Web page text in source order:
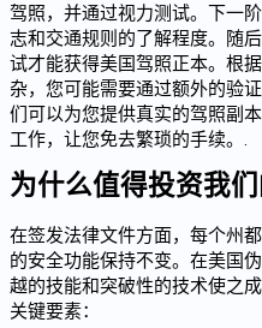
驾照，并通过视力测试。下一
志和交通规则的了解程度。随
试才能获得美国驾照正本。根
杂，您可能需要通过额外的验
们可以为您提供真实的驾照副
工作，让您免去繁琐的手续。.
为什么值得投资我们
在签发法律文件方面，每个州
的安全功能保持不变。在美国
越的技能和突破性的技术使之
关键要素：